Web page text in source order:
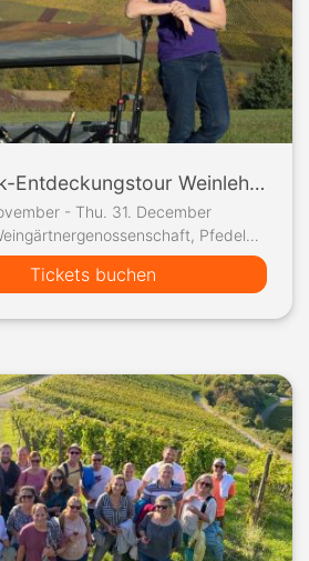
WineWalk-Entdeckungstour Weinlehrpfad Steinbacher Tal
- Thu. 31. December
Parkplatz Weingärtnergenossenschaft, Pfedelbach
Tickets buchen